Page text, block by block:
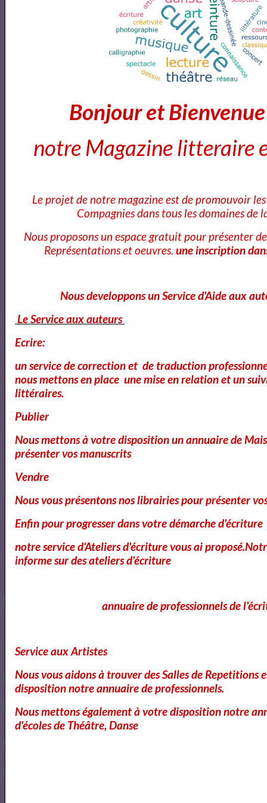
2018 ISANGYUN COMPETITION 1st ROUND -
Concert | La Classe d'Excellence de Violoncelle -
Promotion V (Concert de clôture)
À une robe rose - Théophile Gautier lu par Yvon Jean
Avril
Avril
Dom Juan de Molière
Bibliothéque Audio des livres de Théâtre
Vidéos
Bonjour et
notre Magazine litteraire
Le projet de notre magazine est de promouvoir
Compagnies dans tous les domaines de
Nous proposons un espace gratuit pour présenter
Représentations et oeuvres. une inscription
Nous developpons un Service d'Aide aux
Le Service aux auteurs
Ecrire:
un service de correction et de traduction
nous mettons en place une mise en relation et un
littéraires.
Publier
Nous mettons à votre disposition un annuaire de
présenter vos manuscrits
Vendre
Nous vous présentons nos librairies pour présenter
Enfin pour progresser dans votre démarche d'écriture
notre service d'Ateliers d'écriture vous ai
informe sur des ateliers d'écriture
annuaire de professionnels de
Service aux Artistes
Nous vous aidons à trouver des Salles de Repetitions
disposition notre annuaire de professionnels.
Nous mettons également à votre disposition notre
d'écoles de Théâtre, Danse